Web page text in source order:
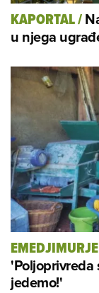
KAPORTAL/
u njega
EMEDJIMURJE
'Poljoprivreda
jedemo!'